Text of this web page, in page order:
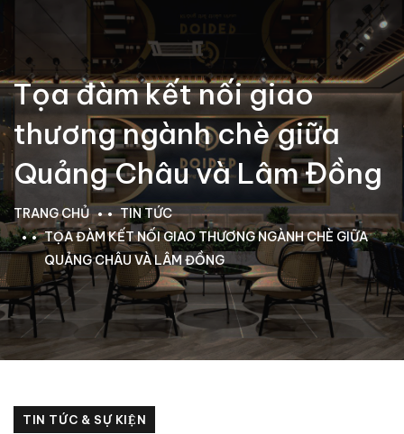
Tọa đàm kết nối giao
thương ngành chè giữa
Quảng Châu và Lâm Đồng
TRANG CHỦ
TIN TỨC
TỌA ĐÀM KẾT NỐI GIAO THƯƠNG NGÀNH CHÈ GIỮA
QUẢNG CHÂU VÀ LÂM ĐỒNG
TIN TỨC & SỰ KIỆN